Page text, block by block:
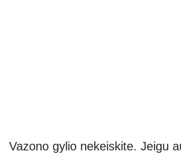
Vazono gylio nekeiskite. Jeigu